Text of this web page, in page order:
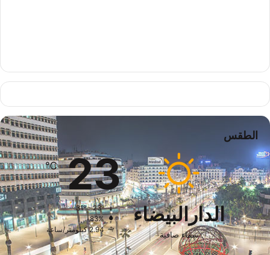
الطقس
الدارالبيضاء
سماء صافية
23
℃
31º - 23º
83%
2.94 كيلومتر/ساعة